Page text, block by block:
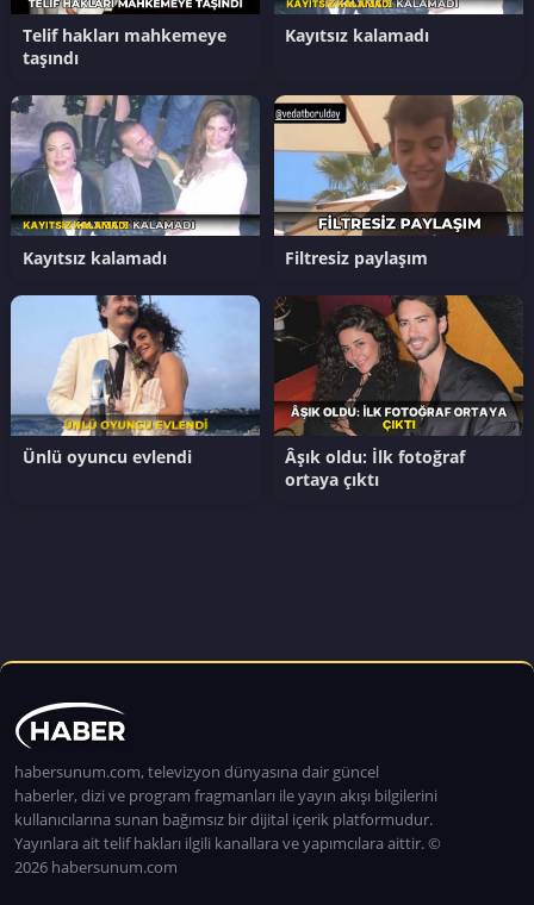
Telif hakları mahkemeye
taşındı
Kayıtsız kalamadı
Kayıtsız kalamadı Filtresiz paylaşım
Ünlü oyuncu evlendi
Âşık oldu: İlk fotoğraf
ortaya çıktı
habersunum.com, televizyon dünyasına dair güncel
haberler, dizi ve program fragmanları ile yayın akışı bilgilerini
kullanıcılarına sunan bağımsız bir dijital içerik platformudur.
Yayınlara ait telif hakları ilgili kanallara ve yapımcılara aittir. ©
2026 habersunum.com